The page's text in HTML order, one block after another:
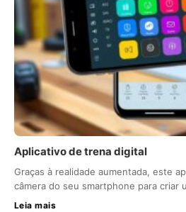
Aplicativo de trena digital
Graças à realidade aumentada, este
câmera do seu smartphone para criar
Leia mais